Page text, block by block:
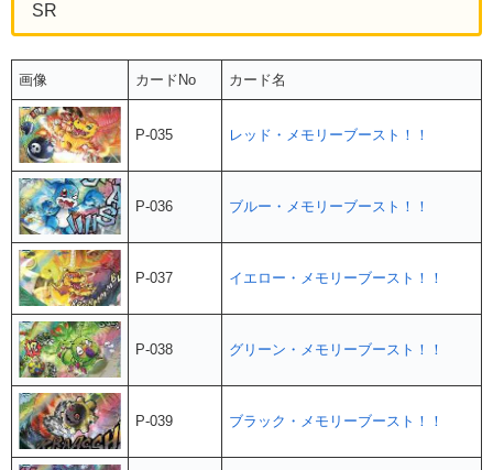
SR
画像 カードNo カード名
P-035 レッド・メモリーブースト！！
P-036 ブルー・メモリーブースト！！
P-037 イエロー・メモリーブースト！！
P-038 グリーン・メモリーブースト！！
P-039 ブラック・メモリーブースト！！